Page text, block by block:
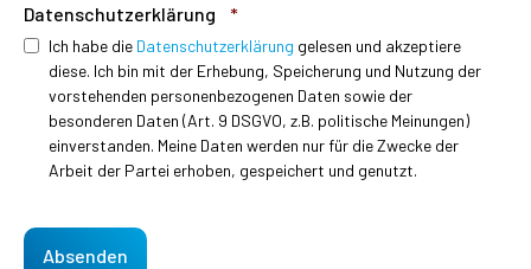
Datenschutzerklärung *
Ich habe die Datenschutzerklärung gelesen und akzeptiere
diese. Ich bin mit der Erhebung, Speicherung und Nutzung der
vorstehenden personenbezogenen Daten sowie der
besonderen Daten (Art. 9 DSGVO, z.B. politische Meinungen)
einverstanden. Meine Daten werden nur für die Zwecke der
Arbeit der Partei erhoben, gespeichert und genutzt.